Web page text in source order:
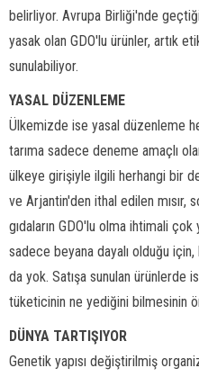
belirliyor. Avrupa Birliği'nde
yasak olan GDO'lu ürünler, artık
sunulabiliyor.
YASAL DÜZENLEME
Ülkemizde ise yasal düzenleme
tarıma sadece deneme amaçlı
ülkeye girişiyle ilgili herhangi bir
ve Arjantin'den ithal edilen mısır,
gıdaların GDO'lu olma ihtimali
sadece beyana dayalı olduğu
da yok. Satışa sunulan ürünlerde
tüketicinin ne yediğini bilmesinin
DÜNYA TARTIŞIYOR
Genetik yapısı değiştirilmiş